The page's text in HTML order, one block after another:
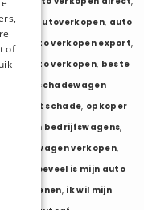
autoverkopen, auto
auto verkopen export,
oude auto verkopen, beste
auto
schadewagen
met schade, opkoper
verkopen bedrijfswagens,
bestelwagen verkopen,
hoeveel is mijn auto
berekenen, ik wil mijn
of